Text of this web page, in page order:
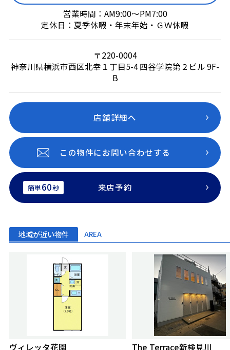
営業時間：AM9:00～PM7:00
定休日：夏季休暇・年末年始・ＧＷ休暇
〒220-0004
神奈川県横浜市西区北幸１丁目5-4 四谷学院第２ビル 9F-
B
店舗詳細へ
この物件にお問い合わせする
簡単60秒 来店予約
地域が近い物件 AREA
ヴィレッタ花園 The Terrace新検見川